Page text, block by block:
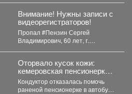
реверсивное...
Внимание! Нужны записи с
видеорегистраторов!
Пропал #Пензин Сергей
Владимирович, 60 лет, г.
Оторвало кусок кожи:
кемеровская пенсионерка
истекала кровью в
автобусе
Кондуктор отказалась помочь
раненой пенсионерке в автобусе